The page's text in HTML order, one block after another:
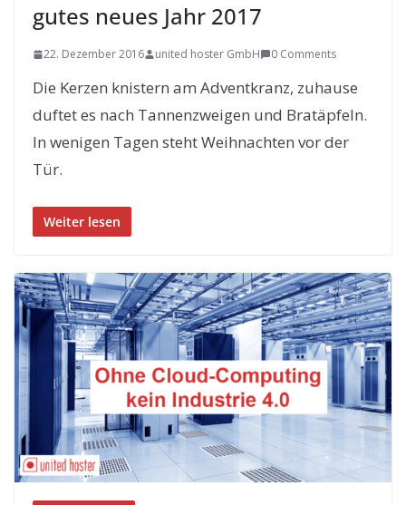
gutes neues Jahr 2017
22. Dezember 2016 united hoster GmbH 0 Comments
Die Kerzen knistern am Adventkranz, zuhause
duftet es nach Tannenzweigen und Bratäpfeln.
In wenigen Tagen steht Weihnachten vor der
Tür.
Weiter lesen